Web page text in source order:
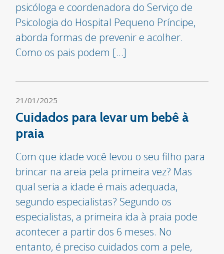
psicóloga e coordenadora do Serviço de
Psicologia do Hospital Pequeno Príncipe,
aborda formas de prevenir e acolher.
Como os pais podem […]
21/01/2025
Cuidados para levar um bebê à
praia
Com que idade você levou o seu filho para
brincar na areia pela primeira vez? Mas
qual seria a idade é mais adequada,
segundo especialistas? Segundo os
especialistas, a primeira ida à praia pode
acontecer a partir dos 6 meses. No
entanto, é preciso cuidados com a pele,